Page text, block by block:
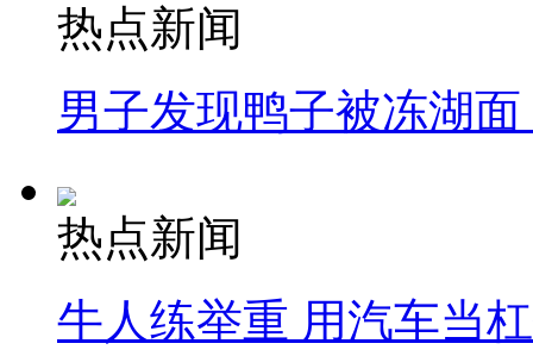
热点新闻
男子发现鸭子被冻湖
热点新闻
牛人练举重 用汽车当